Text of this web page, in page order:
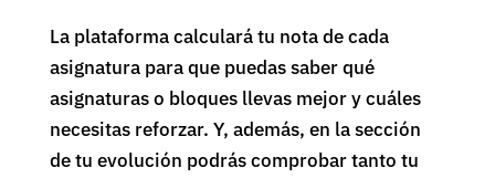
La plataforma calculará tu nota de cada
asignatura para que puedas saber qué
asignaturas o bloques llevas mejor y cuáles
necesitas reforzar. Y, además, en la sección
de tu evolución podrás comprobar tanto tu